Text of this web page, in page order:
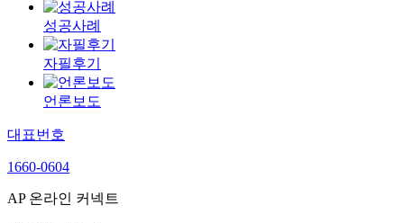
성공사례
자필후기
언론보도
대표번호
1660-0604
AP 온라인 커넥트